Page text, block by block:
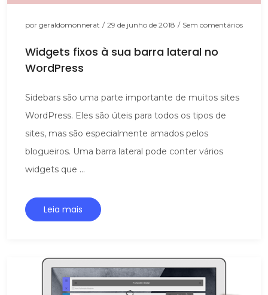
por geraldomonnerat / 29 de junho de 2018 / Sem comentários
Widgets fixos à sua barra lateral no
WordPress
Sidebars são uma parte importante de muitos sites
WordPress. Eles são úteis para todos os tipos de
sites, mas são especialmente amados pelos
blogueiros. Uma barra lateral pode conter vários
widgets que ...
Leia mais